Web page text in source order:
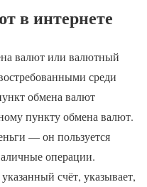
в интернете
валют или валютный
среди
обмена валют
пункту обмена валют.
— он пользуется
операции.
счёт, указывает,